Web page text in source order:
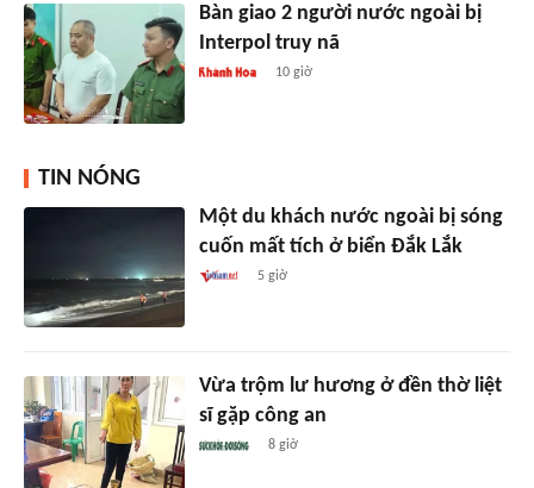
Bàn giao 2 người nước ngoài bị
Interpol truy nã
10 giờ
TIN NÓNG
Một du khách nước ngoài bị sóng
cuốn mất tích ở biển Đắk Lắk
5 giờ
Vừa trộm lư hương ở đền thờ liệt
sĩ gặp công an
8 giờ